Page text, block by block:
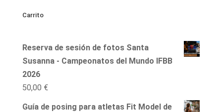
Carrito
Reserva de sesión de fotos Santa
Susanna - Campeonatos del Mundo IFBB
2026
50,00 €
Guía de posing para atletas Fit Model de